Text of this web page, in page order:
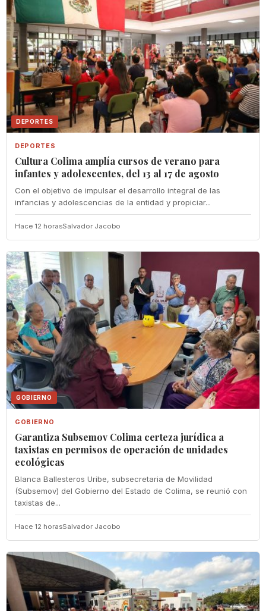
DEPORTES
DEPORTES
Cultura Colima amplía cursos de verano para
infantes y adolescentes, del 13 al 17 de agosto
Con el objetivo de impulsar el desarrollo integral de las
infancias y adolescencias de la entidad y propiciar...
Hace 12 horasSalvador Jacobo
GOBIERNO
GOBIERNO
Garantiza Subsemov Colima certeza jurídica a
taxistas en permisos de operación de unidades
ecológicas
Blanca Ballesteros Uribe, subsecretaria de Movilidad
(Subsemov) del Gobierno del Estado de Colima, se reunió con
taxistas de...
Hace 12 horasSalvador Jacobo